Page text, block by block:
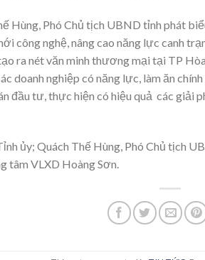
Hùng, Phó Chủ tịch UBND tỉnh phát
công nghệ, nâng cao năng lực canh
ra nét văn minh thương mại tại TP
doanh nghiệp có năng lực, làm ăn
đầu tư, thực hiện có hiệu quả các
ủy; Quách Thế Hùng, Phó Chủ tịch
tâm VLXD Hoàng Sơn.